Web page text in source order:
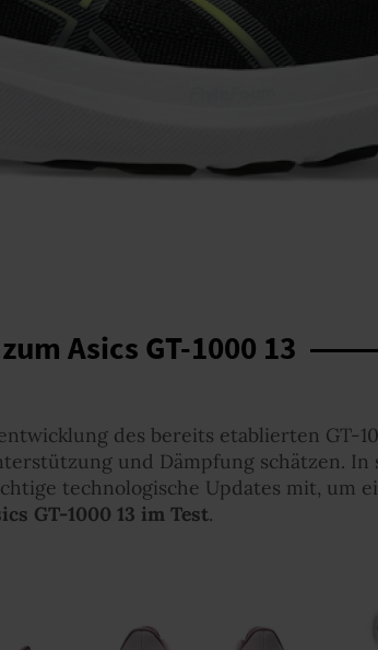
Asics GT-1000 13
des bereits etablierten GT-
und Dämpfung schätzen. In
technologische Updates mit, um
GT-1000 13 im Test.